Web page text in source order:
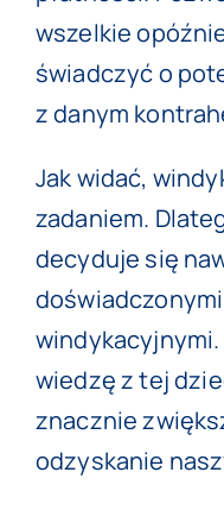
wszelkie
świadczyć o
z danym
Jak widać,
zadaniem.
decyduje się
windykacyjnymi.
wiedzę z tej
znacznie
odzyskanie